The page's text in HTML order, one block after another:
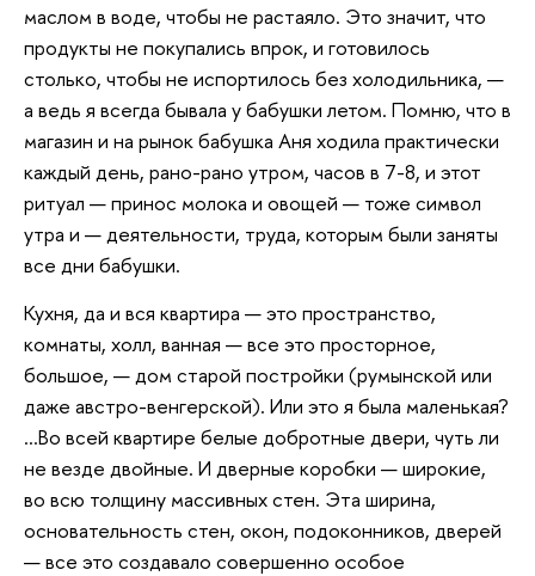
маслом в воде, чтобы не растаяло. Это значит, что
продукты не покупались впрок, и готовилось
столько, чтобы не испортилось без холодильника, —
а ведь я всегда бывала у бабушки летом. Помню, что в
магазин и на рынок бабушка Аня ходила практически
каждый день, рано-рано утром, часов в 7-8, и этот
ритуал — принос молока и овощей — тоже символ
утра и — деятельности, труда, которым были заняты
все дни бабушки.
Кухня, да и вся квартира — это пространство,
комнаты, холл, ванная — все это просторное,
большое, — дом старой постройки (румынской или
даже австро-венгерской). Или это я была маленькая?
…Во всей квартире белые добротные двери, чуть ли
не везде двойные. И дверные коробки — широкие,
во всю толщину массивных стен. Эта ширина,
основательность стен, окон, подоконников, дверей
— все это создавало совершенно особое